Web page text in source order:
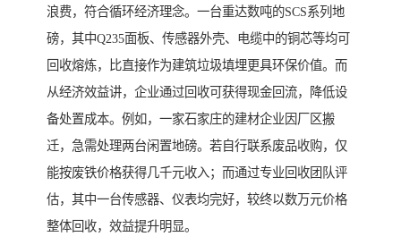
浪费，符合循环经济理念。一台重达数吨的SCS系列地
磅，其中Q235面板、传感器外壳、电缆中的铜芯等均可
回收熔炼，比直接作为建筑垃圾填埋更具环保价值。而
从经济效益讲，企业通过回收可获得现金回流，降低设
备处置成本。例如，一家石家庄的建材企业因厂区搬
迁，急需处理两台闲置地磅。若自行联系废品收购，仅
能按废铁价格获得几千元收入；而通过专业回收团队评
估，其中一台传感器、仪表均完好，较终以数万元价格
整体回收，效益提升明显。